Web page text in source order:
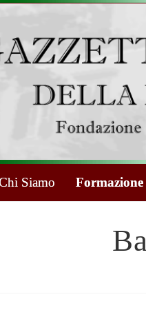
Siamo Formazione